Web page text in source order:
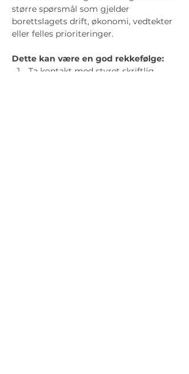
større spørsmål som gjelder
borettslagets drift, økonomi, vedtekter
eller felles prioriteringer.
Dette kan være en god rekkefølge:
Ta kontakt med styret skriftlig.